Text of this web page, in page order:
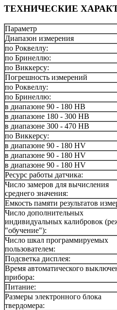
ТЕХНИЧЕСКИЕ
Параметр
Диапазон измерения
по Роквеллу:
по Бринеллю:
по Виккерсу:
Погрешность измерений
по Роквеллу:
по Бринеллю:
в диапазоне 90 - 180 HB
в диапазоне 180 - 300 HB
в диапазоне 300 - 470 HB
по Виккерсу:
в диапазоне 90 - 180 HV
в диапазоне 90 - 180 HV
в диапазоне 90 - 180 HV
Ресурс работы датчика:
Число замеров для вычисления
среднего значения:
Емкость памяти результатов
Число дополнительных
индивидуальных калибровок
"обучение"):
Число шкал программируемых
пользователем:
Подсветка дисплея:
Время автоматического
прибора:
Питание:
Размеры электронного блока
твердомера: